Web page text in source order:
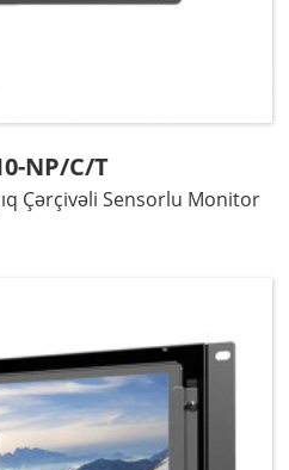
NP/C/T
Çərçivəli Sensorlu Monitor